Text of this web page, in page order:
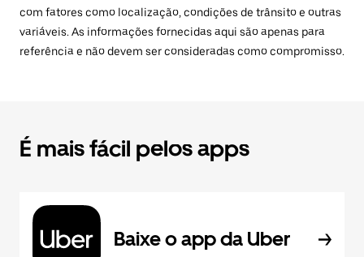
com fatores como localização, condições de trânsito e outras
variáveis. As informações fornecidas aqui são apenas para
referência e não devem ser consideradas como compromisso.
É mais fácil pelos apps
Baixe o app da Uber